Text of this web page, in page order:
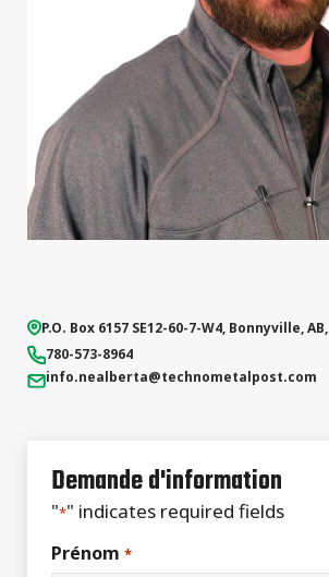
P.O. Box 6157 SE12-60-7-W4, Bonnyville,AB,
780-573-8964
info.nealberta@technometalpost.com
Demande d'information
"*" indicates required fields
Prénom *